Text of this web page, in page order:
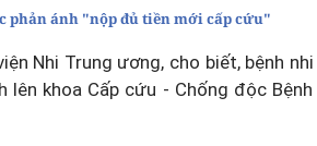
ánh "nộp đủ tiền mới cấp cứu"
Nhi Trung ương, cho biết, bệnh
khoa Cấp cứu - Chống độc